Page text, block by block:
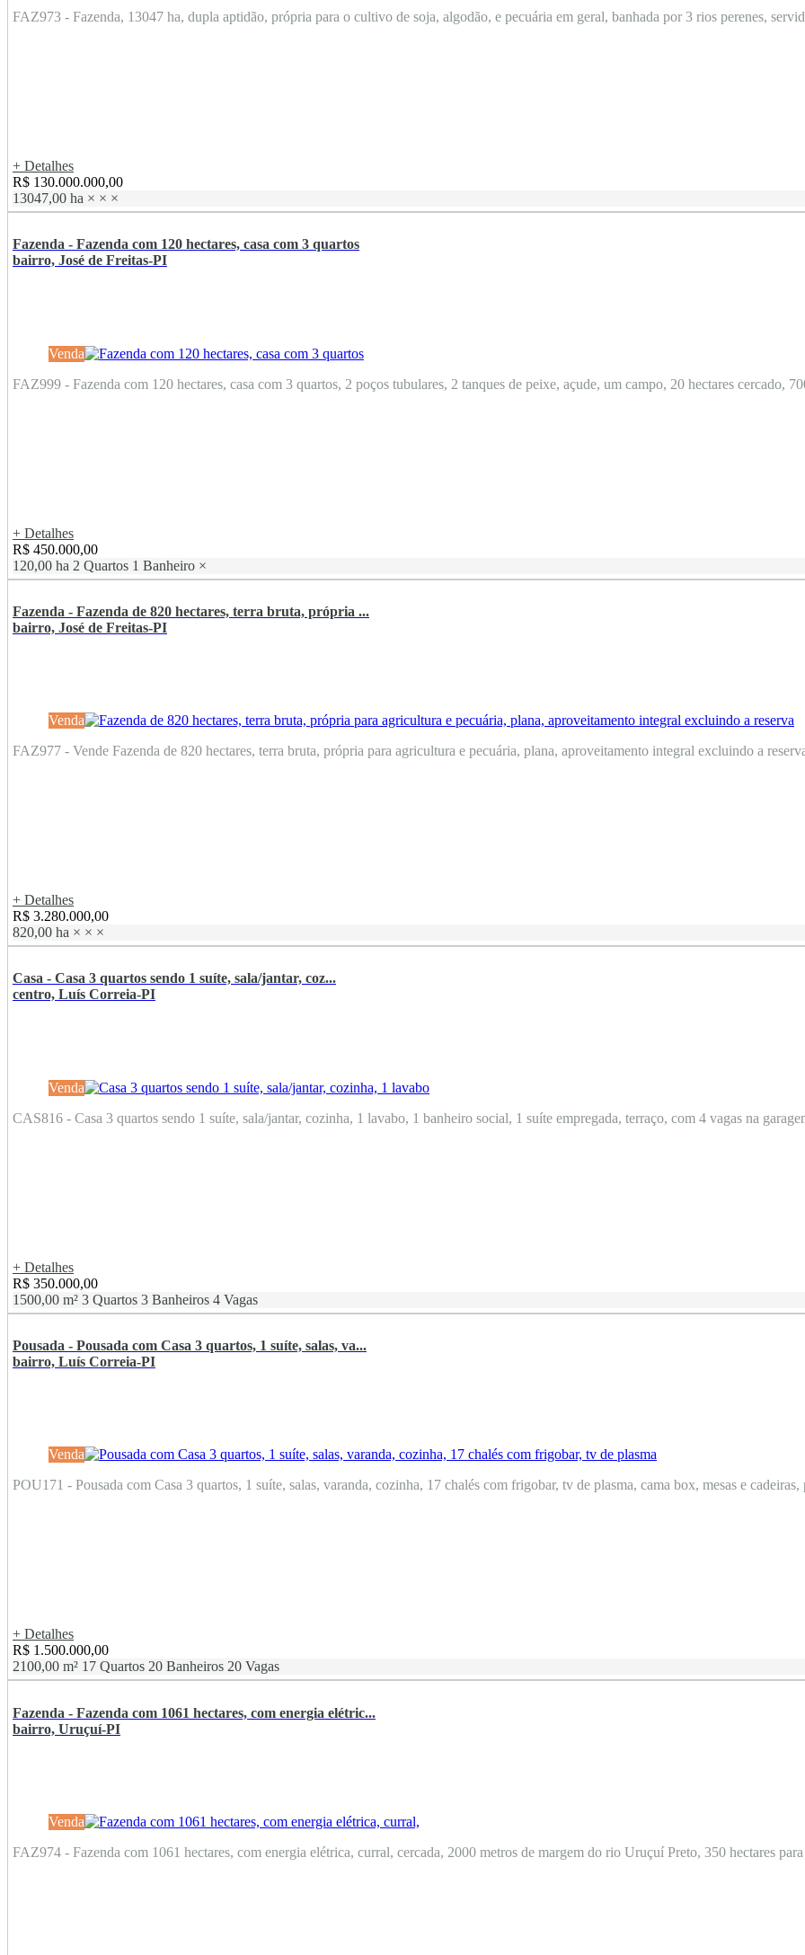
FAZ973 - Fazenda, 13047 ha, dupla aptidão, própria para o cultivo de soja, algodão, e pecuária em geral, banhada por 3 rios perenes,
+ Detalhes
R$ 130.000.000,00
13047,00 ha × × ×
Fazenda - Fazenda com 120 hectares, casa com 3 quartos
bairro, José de Freitas-PI
Venda
FAZ999 - Fazenda com 120 hectares, casa com 3 quartos, 2 poços tubulares, 2 tanques de peixe, açude, um campo, 20 hectares cercado,
+ Detalhes
R$ 450.000,00
120,00 ha 2 Quartos 1 Banheiro ×
Fazenda - Fazenda de 820 hectares, terra bruta, própria ...
bairro, José de Freitas-PI
Venda
FAZ977 - Vende Fazenda de 820 hectares, terra bruta, própria para agricultura e pecuária, plana, aproveitamento integral excluindo a
+ Detalhes
R$ 3.280.000,00
820,00 ha × × ×
Casa - Casa 3 quartos sendo 1 suíte, sala/jantar, coz...
centro, Luís Correia-PI
Venda
CAS816 - Casa 3 quartos sendo 1 suíte, sala/jantar, cozinha, 1 lavabo, 1 banheiro social, 1 suíte empregada, terraço, com 4 vagas na
+ Detalhes
R$ 350.000,00
1500,00 m² 3 Quartos 3 Banheiros 4 Vagas
Pousada - Pousada com Casa 3 quartos, 1 suíte, salas, va...
bairro, Luís Correia-PI
Venda
POU171 - Pousada com Casa 3 quartos, 1 suíte, salas, varanda, cozinha, 17 chalés com frigobar, tv de plasma, cama box, mesas e cadeiras,
+ Detalhes
R$ 1.500.000,00
2100,00 m² 17 Quartos 20 Banheiros 20 Vagas
Fazenda - Fazenda com 1061 hectares, com energia elétric...
bairro, Uruçuí-PI
Venda
FAZ974 - Fazenda com 1061 hectares, com energia elétrica, curral, cercada, 2000 metros de margem do rio Uruçuí Preto, 350 hectares